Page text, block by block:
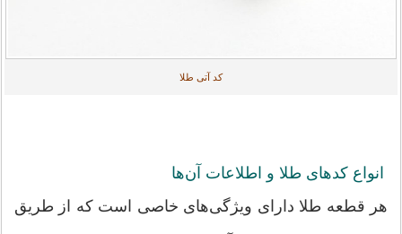
کد آتی طلا
انواع کدهای طلا و اطلاعات آن‌ها
هر قطعه طلا دارای ویژگی‌های خاصی است که از طریق